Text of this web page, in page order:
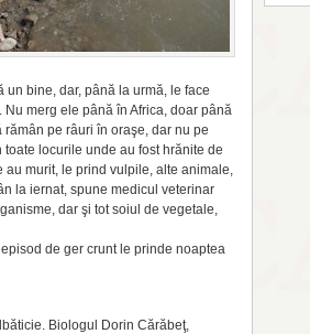
bine, dar, până la urmă, le face
merg ele până în Africa, doar până
pe râuri în oraşe, dar nu pe
locurile unde au fost hrănite de
murit, le prind vulpile, alte animale,
la iernat, spune medicul veterinar
dar şi tot soiul de vegetale,
de ger crunt le prinde noaptea
Biologul Dorin Cărăbeţ,